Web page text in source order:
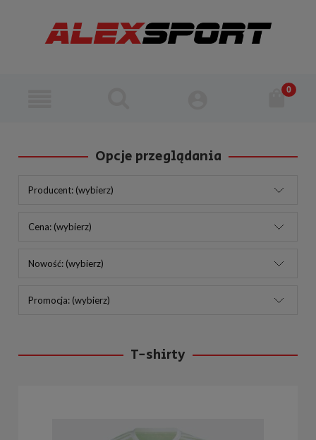
Opcje przeglądania
Producent: (wybierz)
Cena: (wybierz)
Nowość: (wybierz)
Promocja: (wybierz)
T-shirty